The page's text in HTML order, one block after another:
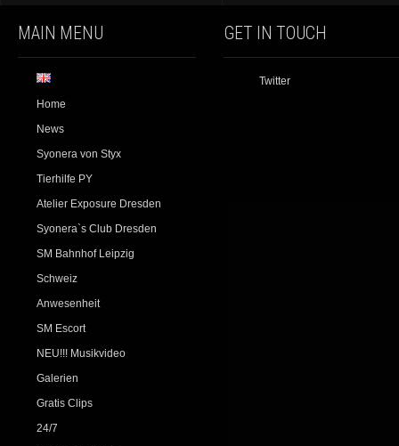
MAIN MENU
Home
News
Syonera von Styx
Tierhilfe PY
Atelier Exposure Dresden
Syonera`s Club Dresden
SM Bahnhof Leipzig
Schweiz
Anwesenheit
SM Escort
NEU!!! Musikvideo
Galerien
Gratis Clips
24/7
GET IN TOUCH
Twitter